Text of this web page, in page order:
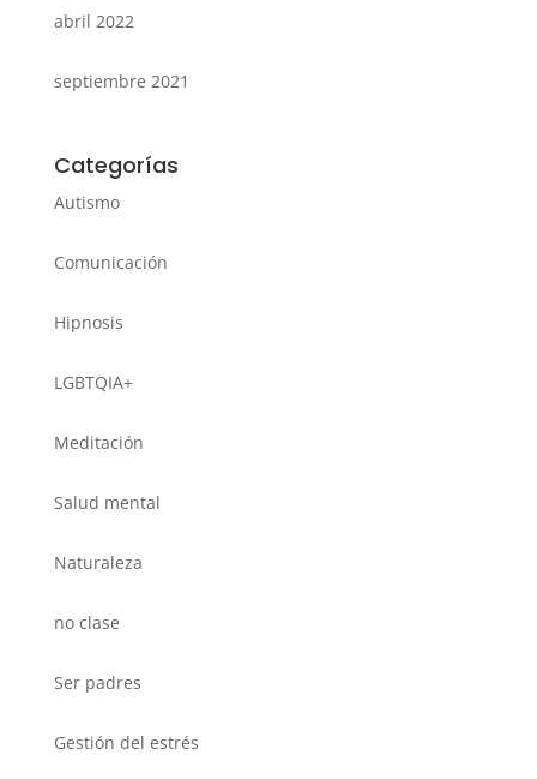
abril 2022
septiembre 2021
Categorías
Autismo
Comunicación
Hipnosis
LGBTQIA+
Meditación
Salud mental
Naturaleza
no clase
Ser padres
Gestión del estrés